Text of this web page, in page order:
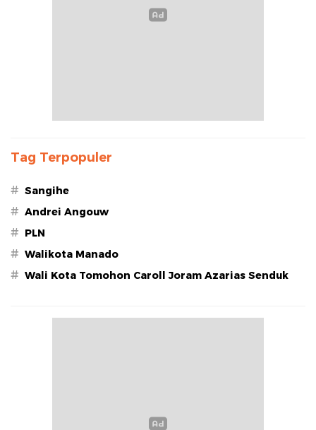
Tag Terpopuler
# Sangihe
# Andrei Angouw
# PLN
# Walikota Manado
# Wali Kota Tomohon Caroll Joram Azarias Senduk